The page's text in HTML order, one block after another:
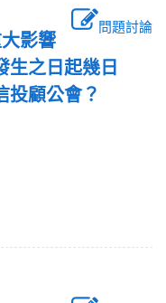
問題討論
影響
生之日起幾日
投顧公會？